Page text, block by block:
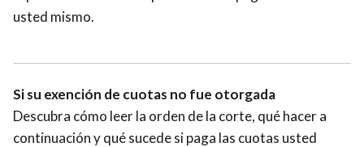
usted mismo.
Si su exención de cuotas no fue otorgada
Descubra cómo leer la orden de la corte, qué hacer a
continuación y qué sucede si paga las cuotas usted